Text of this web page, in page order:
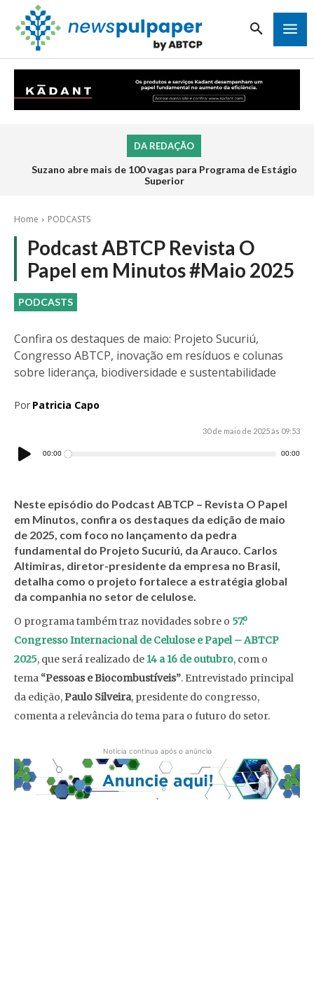
DA REDAÇÃO
Suzano abre mais de 100 vagas para Programa de Estágio
Superior
Home PODCASTS
Podcast ABTCP Revista O
Papel em Minutos #Maio 2025
PODCASTS
Confira os destaques de maio: Projeto Sucuriú,
Congresso ABTCP, inovação em resíduos e colunas
sobre liderança, biodiversidade e sustentabilidade
Por Patricia Capo
30 de maio de 2025 às 09:53
Tocador
de
00:00 00:00
Neste episódio do Podcast ABTCP – Revista O Papel
em Minutos, confira os destaques da edição de maio
de 2025, com foco no lançamento da pedra
fundamental do Projeto Sucuriú, da Arauco. Carlos
Altimiras, diretor-presidente da empresa no Brasil,
detalha como o projeto fortalece a estratégia global
da companhia no setor de celulose.
O programa também traz novidades sobre o 57.º
Congresso Internacional de Celulose e Papel – ABTCP
2025, que será realizado de 14 a 16 de outubro, com o
tema “Pessoas e Biocombustíveis”. Entrevistado principal
da edição,Paulo Silveira, presidente do congresso,
comenta a relevância do tema para o futuro do setor.
Notícia continua após o anúncio